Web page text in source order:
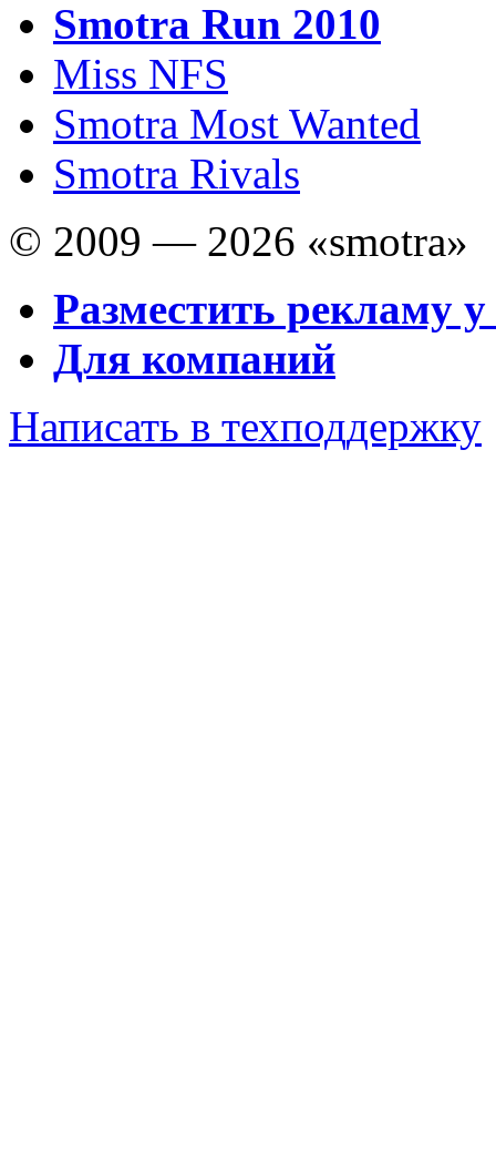
Smotra Run 2010
Miss NFS
Smotra Most Wanted
Smotra Rivals
© 2009 — 2026 «smotra»
Разместить рекламу у
Для компаний
Написать в техподдержку